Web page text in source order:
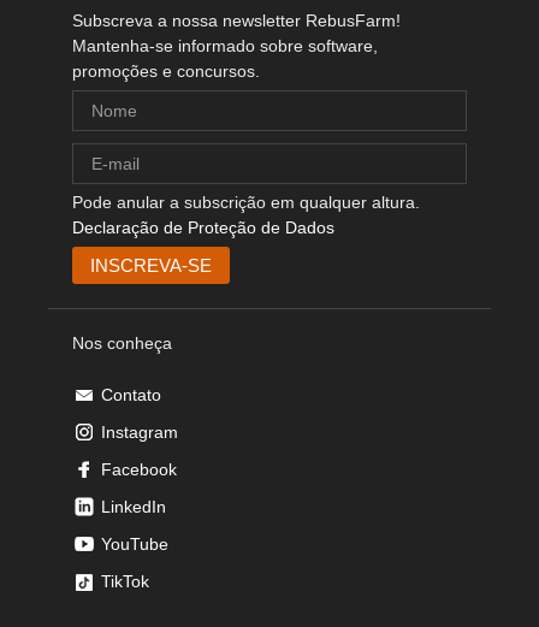
Subscreva a nossa newsletter RebusFarm!
Mantenha-se informado sobre software,
promoções e concursos.
Pode anular a subscrição em qualquer altura.
Declaração de Proteção de Dados
Nos conheça
Contato
Instagram
Facebook
LinkedIn
YouTube
TikTok